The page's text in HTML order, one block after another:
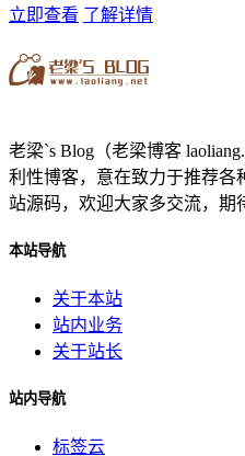
立即查看 了解详情
老梁`s Blog（老梁博客
利性博客，意在致力于推荐各
站源码，欢迎大家多交流，期
本站导航
关于本站
站内业务
关于站长
站内导航
标签云